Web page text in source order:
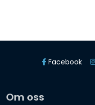
Facebook
Om oss